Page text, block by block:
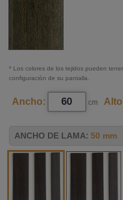
* Los colores de los tejidos pueden
configuración de su pantalla.
Ancho: cm
ANCHO DE LAMA: 50 mm